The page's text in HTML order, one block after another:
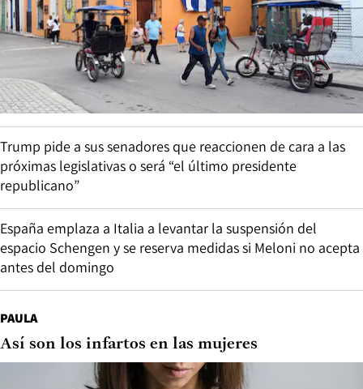
Trump pide a sus senadores que reaccionen de cara a las
próximas legislativas o será “el último presidente
republicano”
España emplaza a Italia a levantar la suspensión del
espacio Schengen y se reserva medidas si Meloni no acepta
antes del domingo
PAULA
Así son los infartos en las mujeres